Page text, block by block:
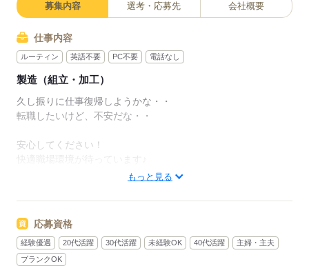
募集内容 選考・応募先 会社概要
仕事内容
ルーティン 英語不要 PC不要 電話なし
製造（組立・加工）
久し振りに仕事復帰しようかな・・
転職したいけど、不安だな・・
安心してください！
快適職場環境が待っています♪
冷暖房完備の綺麗な職場で
のり付け●ラベル貼り●テープ巻き●梱包
もっと見る
応募資格
経験優遇 20代活躍 30代活躍 未経験OK 40代活躍
主婦・主夫
ブランクOK